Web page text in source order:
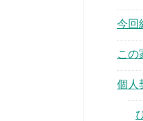
今回
この
個人